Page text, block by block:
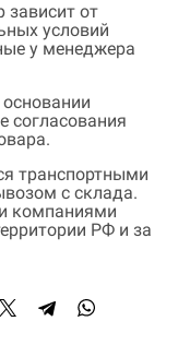
зависит от
условий
у менеджера
согласования
транспортными
с склада.
компаниями
РФ и за